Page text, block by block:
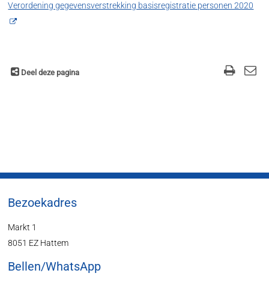
Verordening gegevensverstrekking basisregistratie personen 2020
Deel deze pagina
Bezoekadres
Markt 1
8051 EZ Hattem
Bellen/WhatsApp